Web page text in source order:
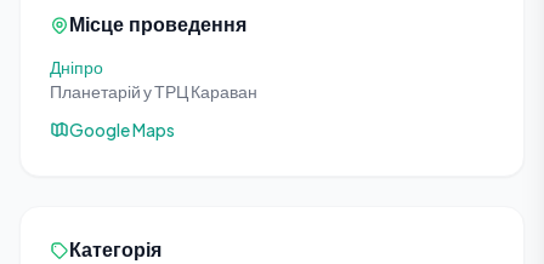
Місце проведення
Дніпро
Планетарій у ТРЦ Караван
Google Maps
Категорія